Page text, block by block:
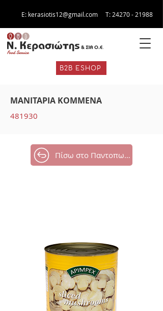
E: kerasiotis12@gmail.com Τ: 24270 - 21988
B2B ESHOP
ΜΑΝΙΤΑΡΙΑ ΚΟΜΜΕΝΑ
481930
Πίσω στο Παντοπωλείο